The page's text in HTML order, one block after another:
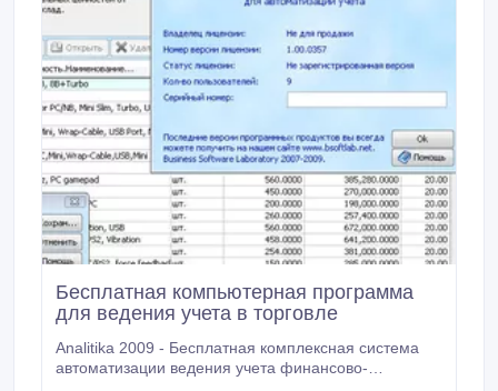
Бесплатная компьютерная программа
для ведения учета в торговле
Analitika 2009 - Бесплатная комплексная система
автоматизации ведения учета финансово-